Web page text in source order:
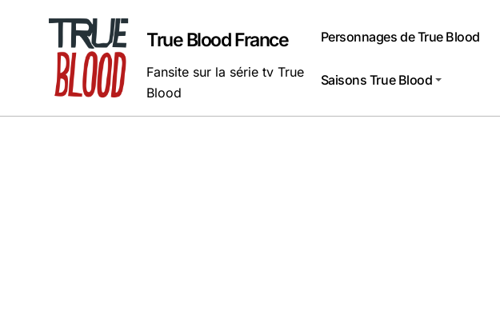
True Blood France
Fansite sur la série tv True
Blood
Personnages de True Blood
Saisons True Blood